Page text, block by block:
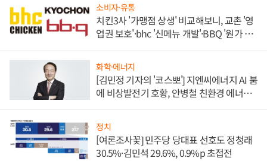
소비자·유통
치킨3사 '가맹점 상생' 비교해보니, 교촌 '영
업권 보호'·bhc '신메뉴 개발'·BBQ '원가 부
화학·에너지
[김민정 기자의 '코스뽀'] 지엔씨에너지 AI 붐
에 비상발전기 호황, 안병철 친환경 에너지
정치
[여론조사꽃] 민주당 당대표 선호도 정청래
30.5%·김민석 29.6%, 0.9%p 초접전